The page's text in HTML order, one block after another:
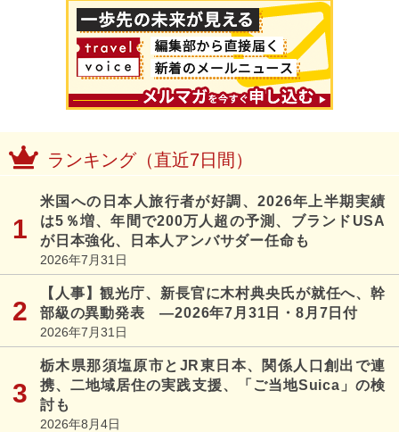
ランキング（直近7日間）
米国への日本人旅行者が好調、2026年上半期実績
は5％増、年間で200万人超の予測、ブランドUSA
が日本強化、日本人アンバサダー任命も
2026年7月31日
【人事】観光庁、新長官に木村典央氏が就任へ、幹
部級の異動発表 ―2026年7月31日・8月7日付
2026年7月31日
栃木県那須塩原市とJR東日本、関係人口創出で連
携、二地域居住の実践支援、「ご当地Suica」の検
討も
2026年8月4日